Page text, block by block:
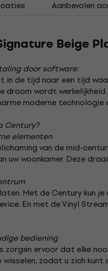
Aanbevolen
Beige
door software:
de tijd naar een tijd
wordt
moderne technologie
Century?
elementen
van de mid-
uw woonkamer. Deze
Met de Century kun
En met de Vinyl
bediening
zorgen ervoor dat elke
zodat u zich